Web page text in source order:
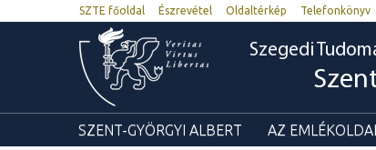
SZTE főoldal Észrevétel Oldaltérkép Telefonkönyv
Szegedi
SZENT-GYÖRGYI ALBERT AZ